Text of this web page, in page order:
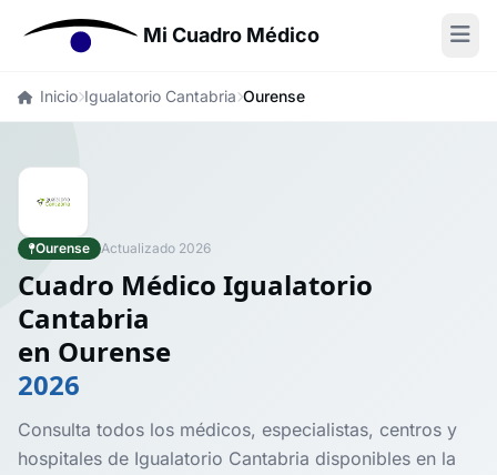
Mi Cuadro Médico
Inicio Igualatorio Cantabria Ourense
Ourense Actualizado 2026
Cuadro Médico Igualatorio
Cantabria
en Ourense
2026
Consulta todos los médicos, especialistas, centros y
hospitales de Igualatorio Cantabria disponibles en la